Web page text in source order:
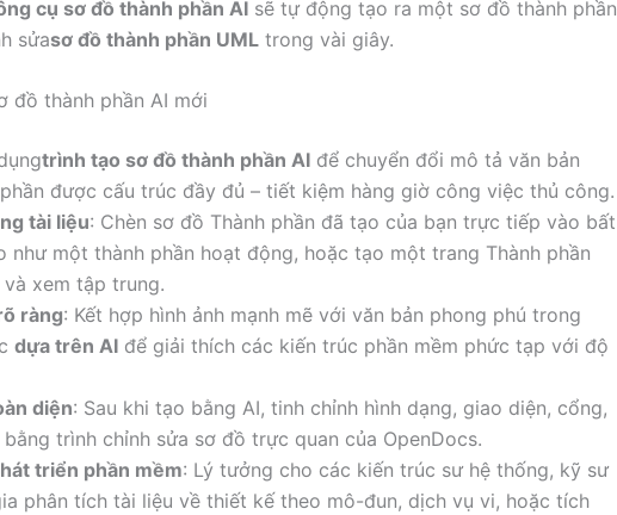
cụ sơ đồ thành phần AI sẽ tự động tạo ra một sơ đồ thành phần
sửasơ đồ thành phần UML trong vài giây.
đồ thành phần AI mới
trình tạo sơ đồ thành phần AI để chuyển đổi mô tả văn bản
được cấu trúc đầy đủ – tiết kiệm hàng giờ công việc thủ công.
tài liệu: Chèn sơ đồ Thành phần đã tạo của bạn trực tiếp vào bất
như một thành phần hoạt động, hoặc tạo một trang Thành phần
xem tập trung.
ràng: Kết hợp hình ảnh mạnh mẽ với văn bản phong phú trong
dựa trên AI để giải thích các kiến trúc phần mềm phức tạp với độ
diện: Sau khi tạo bằng AI, tinh chỉnh hình dạng, giao diện, cổng,
trình chỉnh sửa sơ đồ trực quan của OpenDocs.
triển phần mềm: Lý tưởng cho các kiến trúc sư hệ thống, kỹ sư
phân tích tài liệu về thiết kế theo mô-đun, dịch vụ vi, hoặc tích